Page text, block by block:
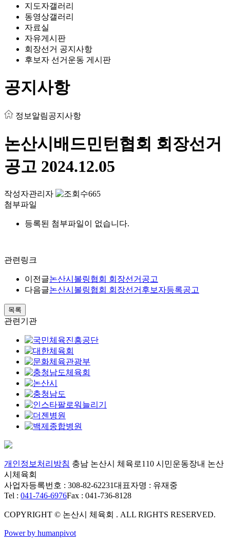
지도자갤러리
동영상갤러리
자료실
자유게시판
회장선거 공지사항
후보자 선거운동 게시판
공지사항
정보알림공지사항
논산시배드민턴협회 회장선거
공고 2024.12.05
작성자관리자
665
첨부파일
등록된 첨부파일이 없습니다.
관련링크
이전글논산시볼링협회 회장선거공고
다음글논산시볼링협회 회장선거후보자등록공고
목록
관련기관
개인정보처리방침 충남 논산시 체육로110 시민운동장내 논산
시체육회
사업자등록번호 : 308-82-62231대표자명 : 유재중
Tel : 041-746-6976Fax : 041-736-8128
COPYRIGHT © 논산시 체육회 . ALL RIGHTS RESERVED.
Power by humanpivot